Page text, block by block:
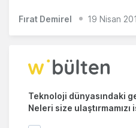
Fırat Demirel 19 Nisan
Teknoloji dünyasındaki
Neleri size